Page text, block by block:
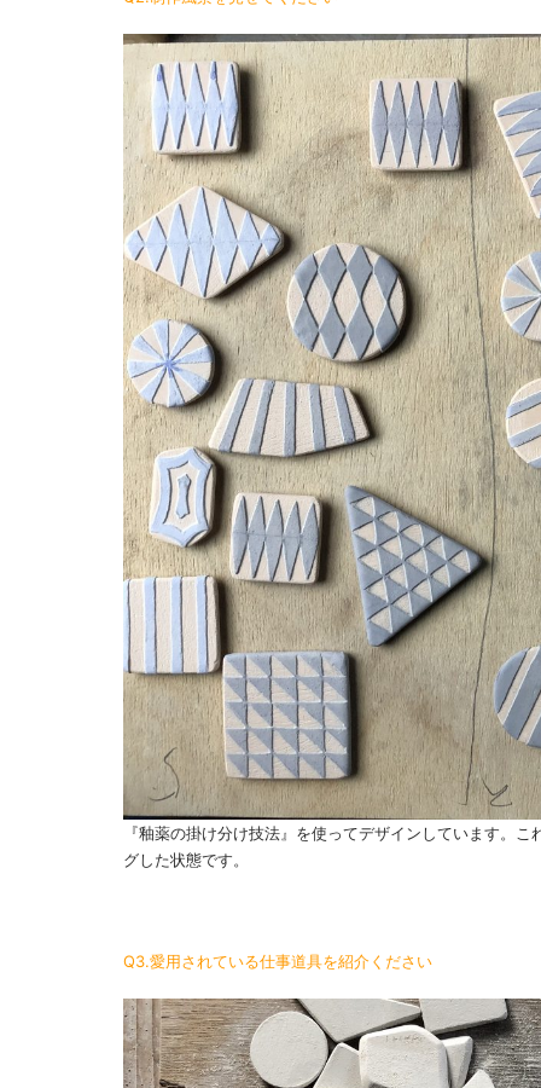
『釉薬の掛け分け技法』を使ってデザインしています。
グした状態です。
Q3.愛用されている仕事道具を紹介ください